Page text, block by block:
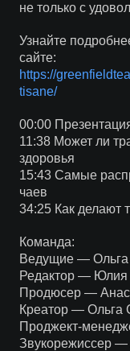
не только с
Узнайте
сайте:
https://
tisane/
00:00
11:38 Может ли
здоровья
15:43 Самые
чаев
34:25 Как делают
Команда:
Ведущие — Ольга
Редактор — Юлия
Продюсер —
Креатор — Ольга
Проджект-
Звукорежиссер —